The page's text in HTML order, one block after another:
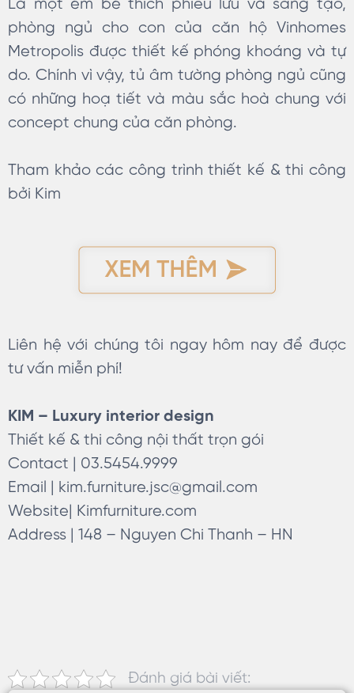
Là một em bé thích phiêu lưu và sáng tạo,
phòng ngủ cho con của căn hộ Vinhomes
Metropolis được thiết kế phóng khoáng và tự
do. Chính vì vậy, tủ âm tường phòng ngủ cũng
có những hoạ tiết và màu sắc hoà chung với
concept chung của căn phòng.
Tham khảo các công trình thiết kế & thi công
bởi Kim
Liên hệ với chúng tôi ngay hôm nay để được
tư vấn miễn phí!
KIM – Luxury interior design
Thiết kế & thi công nội thất trọn gói
Contact | 03.5454.9999
Email | kim.furniture.jsc@gmail.com
Website| Kimfurniture.com
Address | 148 – Nguyen Chi Thanh – HN
Đánh giá bài viết: